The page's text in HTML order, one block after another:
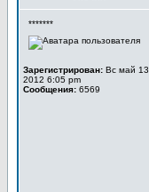
*******
Зарегистрирован: Вс май 13,
2012 6:05 pm
Сообщения: 6569